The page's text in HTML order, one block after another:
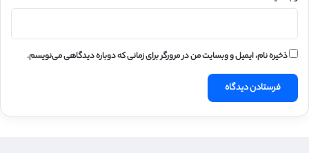
ذخیره نام، ایمیل و وبسایت من در مرورگر برای زمانی که دوباره دیدگاهی می‌نویسم.